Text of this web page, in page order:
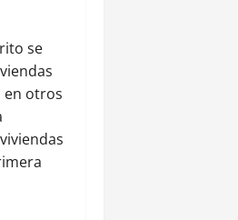
se
en otros